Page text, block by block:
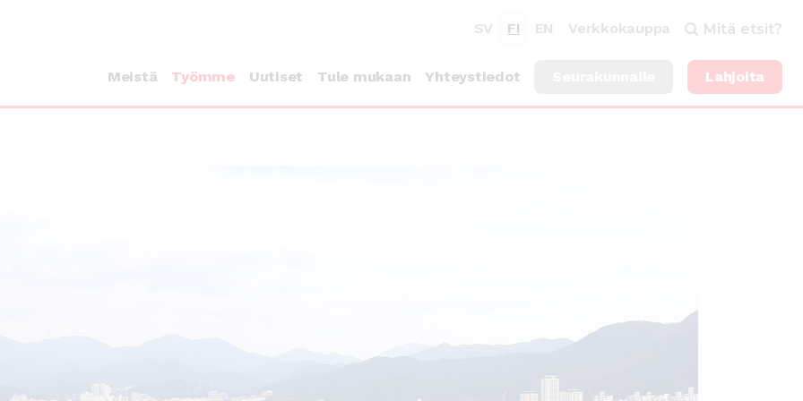
SV FI EN Verkkokauppa Mitä etsit?
Meistä Työmme Uutiset Tule mukaan Yhteystiedot Lahjoita